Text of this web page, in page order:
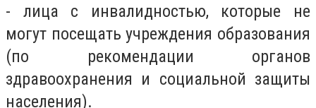
- лица с инвалидностью, которые не
могут посещать учреждения образования
(по рекомендации органов
здравоохранения и социальной защиты
населения).